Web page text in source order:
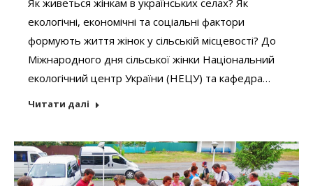
екологічні, економічні та соціальні фактори
формують життя жінок у сільській місцевості? До
Міжнародного дня сільської жінки Національний
екологічний центр України (НЕЦУ) та кафедра…
Читати далі